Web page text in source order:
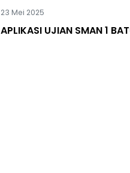
23 Mei 2025
APLIKASI UJIAN SMAN 1